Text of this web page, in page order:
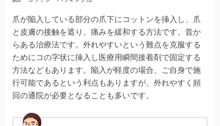
爪が陥入している部分の爪下にコットンを挿入し、爪
と皮膚の接触を遮り、痛みを緩和する方法です。昔か
らある治療法です。外れやすいという難点を克服する
ためにコの字状に挿入し医療用瞬間接着剤で固定する
方法などもあります。陥入が軽度の場合、ご自身で施
行可能であるという利点もありますが、外れやすく頻
回の通院が必要となることも多いです。